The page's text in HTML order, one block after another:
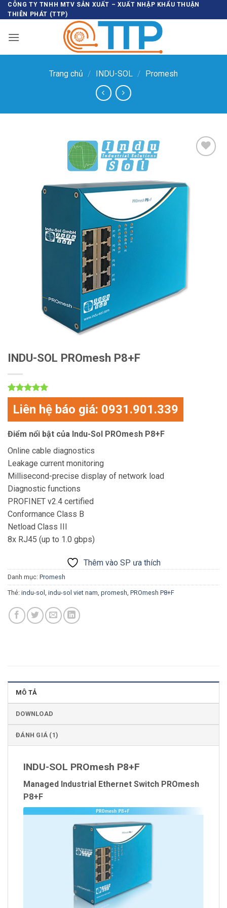
Bỏ
qua
dung
CÔNG TY TNHH MTV SẢN XUẤT – XUẤT NHẬP KHẨU THUẬN
THIÊN PHÁT (TTP)
Trang chủ / INDU-SOL / Promesh
INDU-SOL PROmesh P8+F
5trên 5
dựa trên
1
đánh giá
Liên hệ báo giá: 0931.901.339
Điểm nổi bật của Indu-Sol PROmesh P8+F
Online cable diagnostics
Leakage current monitoring
Millisecond-precise display of network load
Diagnostic functions
PROFINET v2.4 certified
Conformance Class B
Netload Class III
8x RJ45 (up to 1.0 gbps)
Thêm vào SP ưa thích
Danh mục: Promesh
Thẻ: indu-sol indu-sol viet nam promesh PROmesh P8+F
MÔ TẢ
DOWNLOAD
ĐÁNH GIÁ (1)
INDU-SOL PROmesh P8+F
Managed Industrial Ethernet Switch PROmesh
P8+F